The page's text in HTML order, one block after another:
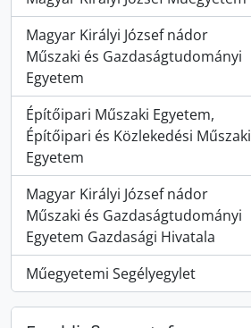
, 1 Ergebnisse
Magyar Királyi József nádor
Műszaki és Gazdaságtudományi
Egyetem
, 1 Ergebnisse
Építőipari Műszaki Egyetem,
Építőipari és Közlekedési Műszaki
Egyetem
, 1 Ergebnisse
Magyar Királyi József nádor
Műszaki és Gazdaságtudományi
Egyetem Gazdasági Hivatala
, 1 Ergebnisse
Műegyetemi Segélyegylet
, 1 Ergebnisse